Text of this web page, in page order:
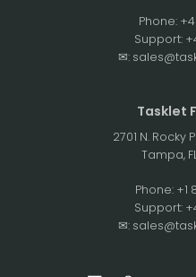
Phone:
Support:
✉:
Tasklet
2701 N. Rocky
Tampa,
Phone: +1
Support:
✉: